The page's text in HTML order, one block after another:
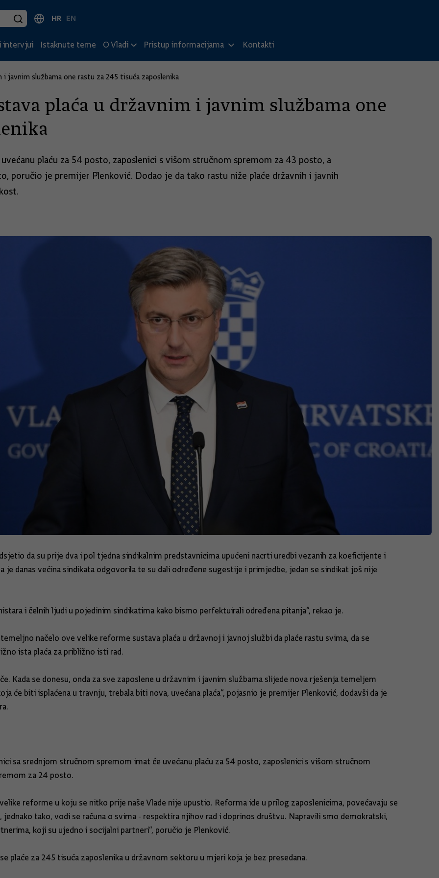
HR EN
intervjui Istaknute teme O Vladi Pristup informacijama Kontakti
javnim službama one rastu za 245 tisuća zaposlenika
plaća u državnim i javnim službama one
plaću za 54 posto, zaposlenici s višom stručnom spremom za 43 posto, a
poručio je premijer Plenković. Dodao je da tako rastu niže plaće državnih i javnih
da su prije dva i pol tjedna sindikalnim predstavnicima upućeni nacrti uredbi vezanih za koeficijente i
danas većina sindikata odgovorila te su dali određene sugestije i primjedbe, jedan se sindikat još nije
i čelnih ljudi u pojedinim sindikatima kako bismo perfektuirali određena pitanja“, rekao je.
načelo ove velike reforme sustava plaća u državnoj i javnoj službi da plaće rastu svima, da se
ista plaća za približno isti rad.
Kada se donesu, onda za sve zaposlene u državnim i javnim službama slijede nova rješenja temeljem
će biti isplaćena u travnju, trebala biti nova, uvećana plaća“, pojasnio je premijer Plenković, dodavši da je
sa srednjom stručnom spremom imat će uvećanu plaću za 54 posto, zaposlenici s višom stručnom
za 24 posto.
reforme u koju se nitko prije naše Vlade nije upustio. Reforma ide u prilog zaposlenicima, povećavaju se
jednako tako, vodi se računa o svima - respektira njihov rad i doprinos društvu. Napravili smo demokratski,
koji su ujedno i socijalni partneri“, poručio je Plenković.
plaće za 245 tisuća zaposlenika u državnom sektoru u mjeri koja je bez presedana.